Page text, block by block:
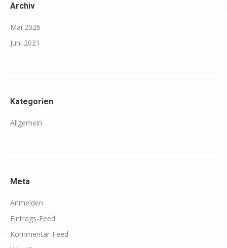
Archiv
Mai 2026
Juni 2021
Kategorien
Allgemein
Meta
Anmelden
Eintrags-Feed
Kommentar-Feed